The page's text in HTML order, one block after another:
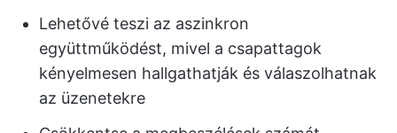
Lehetővé teszi az aszinkron
együttműködést, mivel a csapattagok
kényelmesen hallgathatják és válaszolhatnak
az üzenetekre